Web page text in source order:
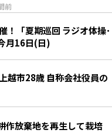
前
！「夏期巡回 ラジオ体操･
月16日(日)
越市28歳 自称会社役員の
作放棄地を再生して栽培